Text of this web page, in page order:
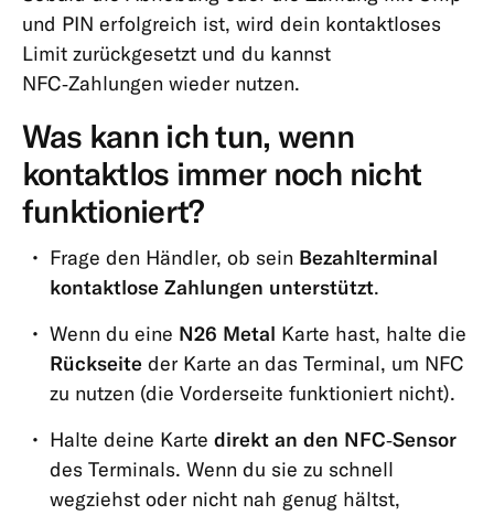
und PIN erfolgreich ist, wird dein kontaktloses
Limit zurückgesetzt und du kannst
NFC‑Zahlungen wieder nutzen.
Was kann ich tun, wenn
kontaktlos immer noch nicht
funktioniert?
Frage den Händler, ob sein Bezahlterminal
kontaktlose Zahlungen unterstützt.
Wenn du eine N26 Metal Karte hast, halte die
Rückseite der Karte an das Terminal, um NFC
zu nutzen (die Vorderseite funktioniert nicht).
Halte deine Karte direkt an den NFC‑Sensor
des Terminals. Wenn du sie zu schnell
wegziehst oder nicht nah genug hältst,